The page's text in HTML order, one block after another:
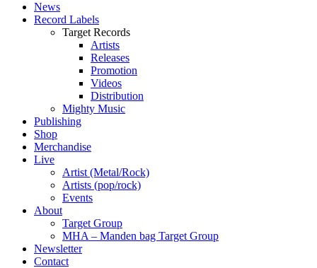
News
Record Labels
Target Records
Artists
Releases
Promotion
Videos
Distribution
Mighty Music
Publishing
Shop
Merchandise
Live
Artist (Metal/Rock)
Artists (pop/rock)
Events
About
Target Group
MHA – Manden bag Target Group
Newsletter
Contact